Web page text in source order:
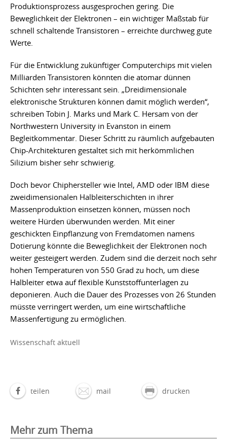
Produktionsprozess ausgesprochen gering. Die
Beweglichkeit der Elektronen – ein wichtiger Maßstab für
schnell schaltende Transistoren – erreichte durchweg gute
Werte.
Für die Entwicklung zukünftiger Computerchips mit vielen
Milliarden Transistoren könnten die atomar dünnen
Schichten sehr interessant sein. „Dreidimensionale
elektronische Strukturen können damit möglich werden“,
schreiben Tobin J. Marks und Mark C. Hersam von der
Northwestern University in Evanston in einem
Begleitkommentar. Dieser Schritt zu räumlich aufgebauten
Chip-Architekturen gestaltet sich mit herkömmlichen
Silizium bisher sehr schwierig.
Doch bevor Chiphersteller wie Intel, AMD oder IBM diese
zweidimensionalen Halbleiterschichten in ihrer
Massenproduktion einsetzen können, müssen noch
weitere Hürden überwunden werden. Mit einer
geschickten Einpflanzung von Fremdatomen namens
Dotierung könnte die Beweglichkeit der Elektronen noch
weiter gesteigert werden. Zudem sind die derzeit noch sehr
hohen Temperaturen von 550 Grad zu hoch, um diese
Halbleiter etwa auf flexible Kunststoffunterlagen zu
deponieren. Auch die Dauer des Prozesses von 26 Stunden
müsste verringert werden, um eine wirtschaftliche
Massenfertigung zu ermöglichen.
Wissenschaft aktuell
teilen mail drucken
Mehr zum Thema